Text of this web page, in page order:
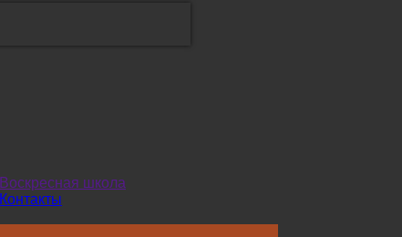
Воскресная школа
Контакты